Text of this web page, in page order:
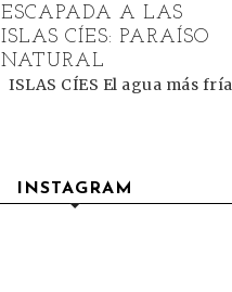
ESCAPADA A LAS
ISLAS CÍES: PARAÍSO
NATURAL
ISLAS CÍES El agua más fría
INSTAGRAM